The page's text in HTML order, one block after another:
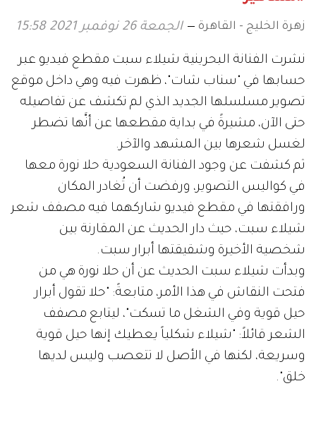
زهرة الخليج - القاهرة الجمعة 26 نوفمبر 2021 15:58
نشرت الفنانة البحرينية شيلاء سبت مقطع فيديو عبر
حسابها في "سناب شات"، ظهرت فيه وهي داخل موقع
تصوير مسلسلها الجديد الذي لم تكشف عن تفاصيله
حتى الآن، مشيرةً في بداية مقطعها عن أنَّها تضطر
لغسل شعرها بين المشهد والآخر.
ثم كشفت عن وجود الفنانة السعودية حلا نورة معها
في كواليس التصوير، ورفضت أن تُغادر المكان
ورافقتها في مقطع فيديو شاركهما فيه مصفف شعر
شيلاء سبت، حيث دار الحديث عن المقارنة بين
شخصية الأخيرة وشقيقتها أبرار سبت.
وبدأت شيلاء سبت الحديث عن أن حلا نورة هي من
فتحت النقاش في هذا الأمر، متابعةً: "حلا تقول أبرار
حيل قوية وفي الشغل ما تسكت"، ليتابع مصفف
الشعر قائلاً: "شيلاء شكلياً يعطيك إنها حيل قوية
وسريعة، لكنها في الأصل لا تتعصب وليس لديها
خلق".